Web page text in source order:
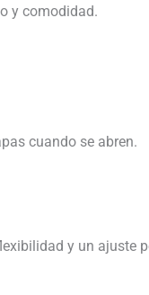
y comodidad.
cuando se abren.
y un ajuste